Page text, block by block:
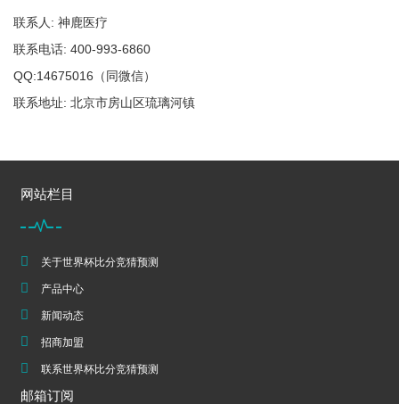
联系人: 神鹿医疗
联系电话: 400-993-6860
QQ:14675016（同微信）
联系地址: 北京市房山区琉璃河镇
网站栏目
关于世界杯比分竞猜预测
产品中心
新闻动态
招商加盟
联系世界杯比分竞猜预测
邮箱订阅